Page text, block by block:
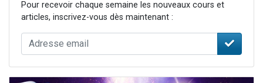
Pour recevoir chaque semaine les nouveaux cours et
articles, inscrivez-vous dès maintenant :